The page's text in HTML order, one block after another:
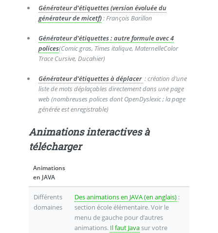
Générateur d’étiquettes (version évoluée du
générateur de micetf): François Barillon
Générateur d’étiquettes : autre formule avec 4
polices(Comic gras, Times italique, MaternelleColor
Trace Cursive, Ducahier)
Générateur d’étiquettes à déplacer : création d’une
liste de mots déplaçables directement dans une page
web (nombreuses polices dont OpenDyslexic ; la page
générée est enregistrable)
Animations interactives à
télécharger
Animations
en JAVA
Différents
domaines
Des animations en JAVA (en anglais):
section école élémentaire. Voir le
menu de gauche pour d’autres
animations. Il faut Javasur votre